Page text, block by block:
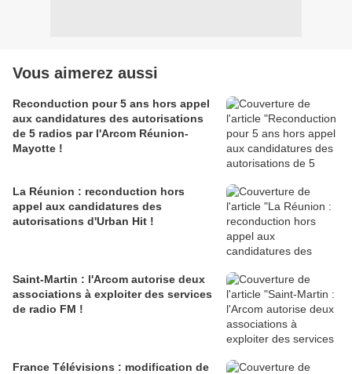
Vous aimerez aussi
Reconduction pour 5 ans hors appel
aux candidatures des autorisations
de 5 radios par l'Arcom Réunion-
Mayotte !
La Réunion : reconduction hors
appel aux candidatures des
autorisations d'Urban Hit !
Saint-Martin : l'Arcom autorise deux
associations à exploiter des services
de radio FM !
France Télévisions : modification de